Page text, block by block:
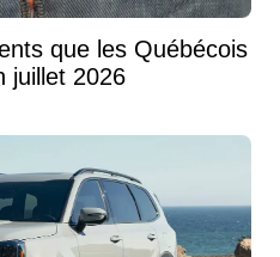
que les Québécois
juillet 2026